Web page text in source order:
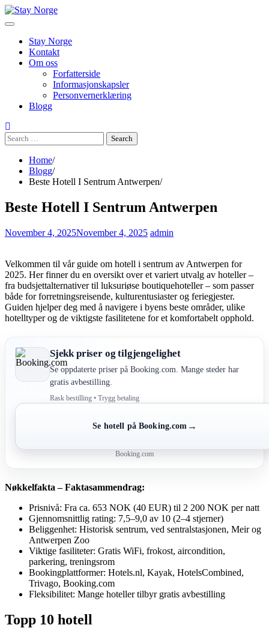
Skip
to
Stay Norge
Kontakt
Om oss
Forfatterside
Informasjonskapsler
Personvernerklæring
Blogg
Search
for:
Home
Blogg
Beste Hotell I Sentrum Antwerpen
Beste Hotell I Sentrum Antwerpen
November 4, 2025November 4, 2025 admin
Velkommen til vår guide om hotell i sentrum av Antwerpen for
2025. Her finner du en oversikt over et variert utvalg av hoteller –
fra budsjettalternativer til luksuriøse boutiquehoteller – som passer
både for forretningsreisende, kulturentusiaster og feriegjester.
Guiden hjelper deg med å navigere i byens beste områder, ulike
hotelltyper og de viktigste fasilitetene for et komfortabelt opphold.
Sjekk priser og tilgjengelighet
Se oppdaterte priser på Booking.com. Mange steder har
gratis avbestilling.
Rask bestilling • Trygg betaling
Se hotell på Booking.com →
Booking.com
Nøkkelfakta – Faktasammendrag:
Prisnivå: Fra ca. 653 NOK (40 EUR) til 2 200 NOK per natt
Gjennomsnittlig rating: 7,5–9,0 av 10 (2–4 stjerner)
Beliggenhet: Historisk sentrum, ved sentralstasjonen, Meir og
Antwerpen Zoo
Viktige fasiliteter: Gratis WiFi, frokost, aircondition,
parkering, treningsrom
Bookingplattformer: Hotels.nl, Kayak, HotelsCombined,
Trivago, Booking.com
Fleksibilitet: Mange hoteller tilbyr gratis avbestilling
Topp 10 hotell